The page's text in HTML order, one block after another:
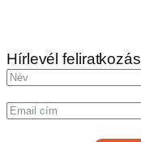
Hírlevél feliratkozás